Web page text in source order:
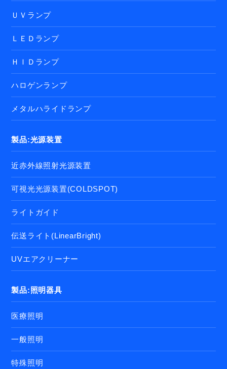
ＵＶランプ
ＬＥＤランプ
ＨＩＤランプ
ハロゲンランプ
メタルハライドランプ
製品:光源装置
近赤外線照射光源装置
可視光光源装置(COLDSPOT)
ライトガイド
伝送ライト(LinearBright)
UVエアクリーナー
製品:照明器具
医療照明
一般照明
特殊照明